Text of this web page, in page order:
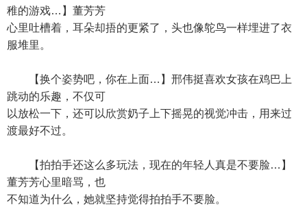
稚的游戏…】董芳芳
心里吐槽着，耳朵却捂的更紧了，头也像鸵鸟一样埋进了衣
服堆里。
【换个姿势吧，你在上面…】邢伟挺喜欢女孩在鸡巴上
跳动的乐趣，不仅可
以放松一下，还可以欣赏奶子上下摇晃的视觉冲击，用来过
渡最好不过。
【拍拍手还这么多玩法，现在的年轻人真是不要脸…】
董芳芳心里暗骂，也
不知道为什么，她就坚持觉得拍拍手不要脸。